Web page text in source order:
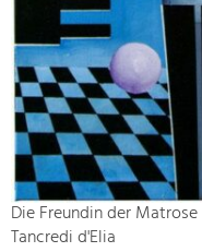
Die Freundin der Matrose
Tancredi d'Elia